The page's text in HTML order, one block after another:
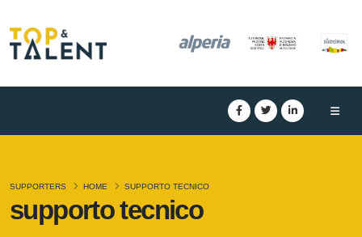
supporto tecnico
SUPPORTERS HOME SUPPORTO TECNICO